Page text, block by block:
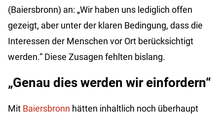
(Baiersbronn) an: „Wir haben uns lediglich offen
gezeigt, aber unter der klaren Bedingung, dass die
Interessen der Menschen vor Ort berücksichtigt
werden.“ Diese Zusagen fehlten bislang.
„Genau dies werden wir einfordern“
Mit Baiersbronn hätten inhaltlich noch überhaupt